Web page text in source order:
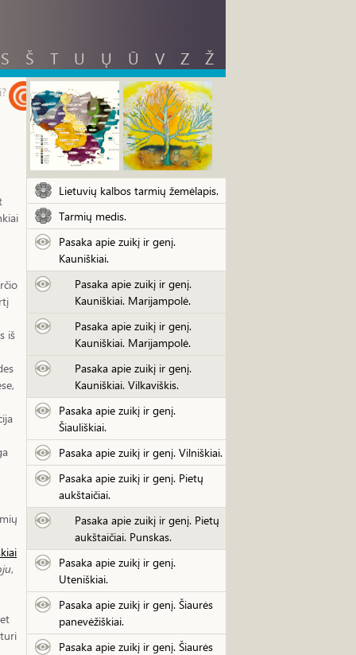
S Š T U Ų Ū V Z Ž
iš
,
Lietuvių kalbos tarmių žemėlapis.
Tarmių medis.
Pasaka apie zuikį ir genį.
Kauniškiai.
Pasaka apie zuikį ir genį.
Kauniškiai. Marijampolė.
Pasaka apie zuikį ir genį.
Kauniškiai. Marijampolė.
Pasaka apie zuikį ir genį.
Kauniškiai. Vilkaviškis.
Pasaka apie zuikį ir genį.
Šiauliškiai.
Pasaka apie zuikį ir genį. Vilniškiai.
Pasaka apie zuikį ir genį. Pietų
aukštaičiai.
Pasaka apie zuikį ir genį. Pietų
aukštaičiai. Punskas.
Pasaka apie zuikį ir genį.
Uteniškiai.
Pasaka apie zuikį ir genį. Šiaurės
panevėžiškiai.
Pasaka apie zuikį ir genį. Šiaurės